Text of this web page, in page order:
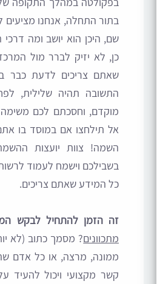
בתור התחלה, אנחנו מציעים
שם, היכן הוא יושב ומה
כן, לא יזיק לברר מול
שאתם צריכים לדעת כבר
התשובה תהיה שלילית,
מוקדם, וחסכתם לכם
אל תילחצו אם במוסד בו
השמה! צוות יועצות
בשבילכם וישמח לעמוד
כל המידע שאתם צריכים.
זה הזמן להתחיל לבקש
מתכוונים? מסמך כתוב (לא
ממונה, מרצה, או כל אדם
קשר מקצועי ויכול להעיד